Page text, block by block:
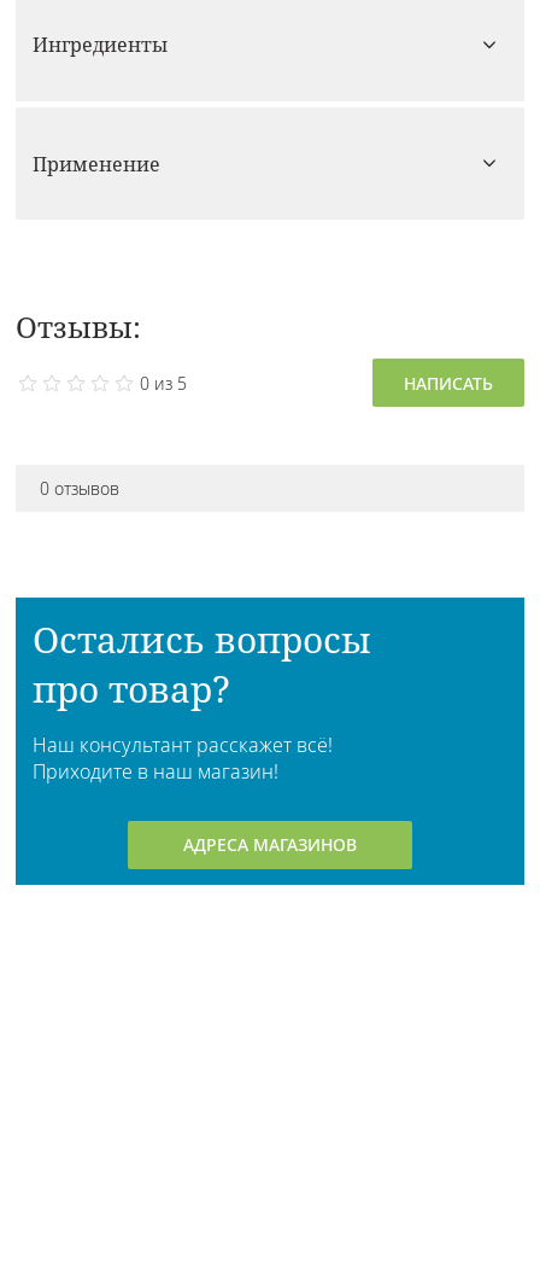
Ингредиенты
Применение
Отзывы:
0 из 5 НАПИСАТЬ
0 отзывов
Остались вопросы
про товар?
Наш консультант расскажет всё!
Приходите в наш магазин!
АДРЕСА МАГАЗИНОВ